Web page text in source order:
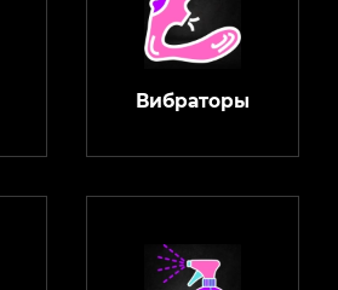
Вибраторы